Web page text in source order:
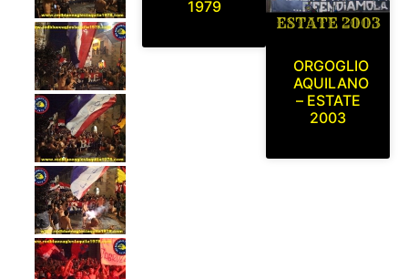
1979
ORGOGLIO
AQUILANO
– ESTATE
2003